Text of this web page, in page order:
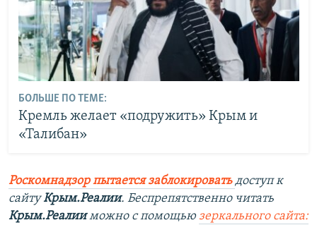
БОЛЬШЕ ПО ТЕМЕ:
Кремль желает «подружить» Крым и
«Талибан»
Роскомнадзор пытается заблокировать доступ к
сайтуКрым.Реалии. Беспрепятственно читать
Крым.Реалииможно с помощью зеркального сайта: